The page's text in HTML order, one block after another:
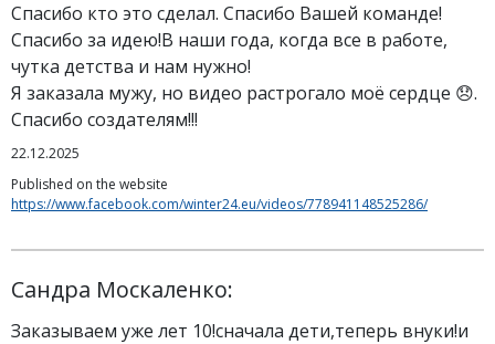
Спасибо кто это сделал. Спасибо Вашей команде!
Спасибо за идею!В наши года, когда все в работе,
чутка детства и нам нужно!
Я заказала мужу, но видео растрогало моё сердце 😞.
Спасибо создателям!!!
22.12.2025
Published on the website
https://www.facebook.com/winter24.eu/videos/778941148525286/
Сандра Москаленко:
Заказываем уже лет 10!сначала дети,теперь внуки!и